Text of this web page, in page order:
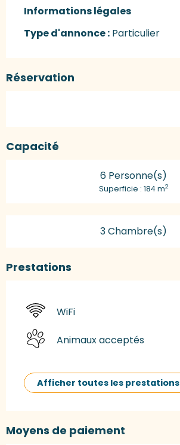
Informations légales
Informations légales
Type d'annonce : Particulier
Réservation
Capacité
6 Personne(s)
Superficie : 184 m2
3 Chambre(s)
Prestations
WiFi
Animaux acceptés
Afficher toutes les prestations
Moyens de paiement